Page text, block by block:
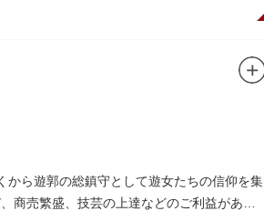
ら遊郭の総鎮守として遊女たちの信仰を集
商売繁盛、技芸の上達などのご利益がある